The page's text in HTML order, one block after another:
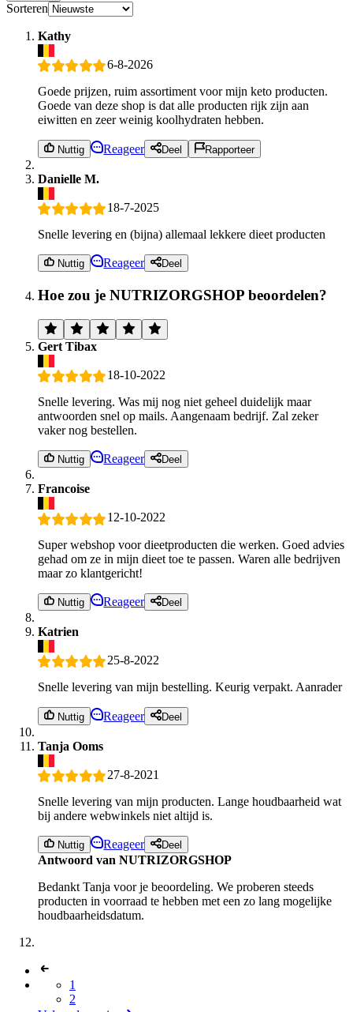
Sorteren
Kathy
6-8-2026
Goede prijzen, ruim assortiment voor mijn keto producten.
Goede van deze shop is dat alle producten rijk zijn aan
eiwitten en zeer weinig koolhydraten hebben.
Nuttig Reageer Deel Rapporteer
Danielle M.
18-7-2025
Snelle levering en (bijna) allemaal lekkere dieet producten
Nuttig Reageer Deel
Hoe zou je NUTRIZORGSHOP beoordelen?
Gert Tibax
18-10-2022
Snelle levering. Was mij nog niet geheel duidelijk maar
antwoorden snel op mails. Aangenaam bedrijf. Zal zeker
vaker nog bestellen.
Nuttig Reageer Deel
Francoise
12-10-2022
Super webshop voor dieetproducten die werken. Goed advies
gehad om ze in mijn dieet toe te passen. Waren alle bedrijven
maar zo klantgericht!
Nuttig Reageer Deel
Katrien
25-8-2022
Snelle levering van mijn bestelling. Keurig verpakt. Aanrader
Nuttig Reageer Deel
Tanja Ooms
27-8-2021
Snelle levering van mijn producten. Lange houdbaarheid wat
bij andere webwinkels niet altijd is.
Nuttig Reageer Deel
Antwoord van NUTRIZORGSHOP
Bedankt Tanja voor je beoordeling. We proberen steeds
producten in voorraad te hebben met een zo lang mogelijke
houdbaarheidsdatum.
1
2